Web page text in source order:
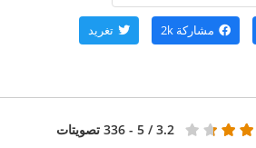
مشاركة 2k تغريد
3.2 / 5 - 336 تصويتات